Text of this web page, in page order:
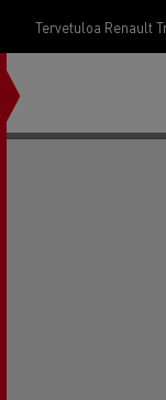
Tervetuloa Renault